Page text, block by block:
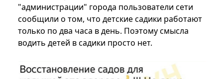
"администрации" города пользователи сети
сообщили о том, что детские садики работают
только по два часа в день. Поэтому смысла
водить детей в садики просто нет.